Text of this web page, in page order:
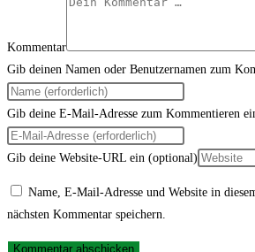
Kommentar
Gib deinen Namen oder Benutzernamen zum
Gib deine E-Mail-Adresse zum Kommentieren
Gib deine Website-URL ein (optional)
Name, E-Mail-Adresse und Website in
nächsten Kommentar speichern.